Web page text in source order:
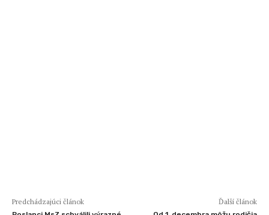
Predchádzajúci článok Ďalší článok